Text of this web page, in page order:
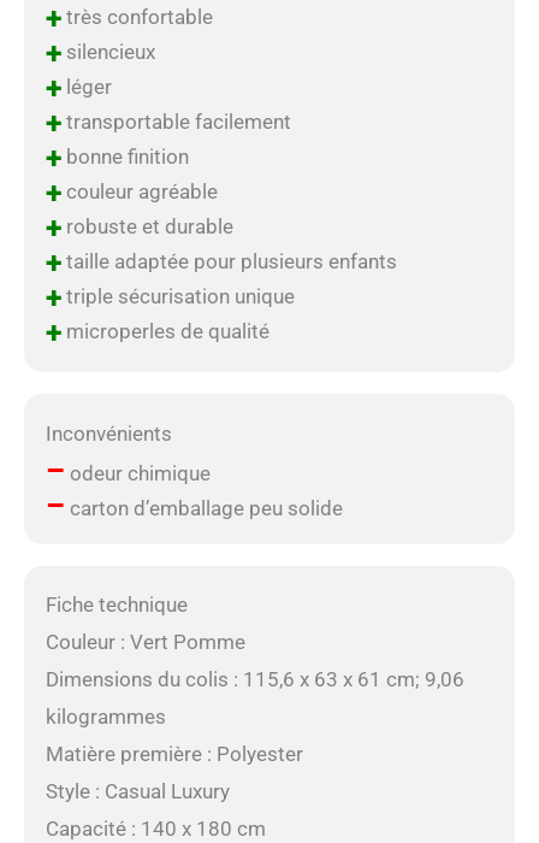
+très confortable
+silencieux
+léger
+transportable facilement
+bonne finition
+couleur agréable
+robuste et durable
+taille adaptée pour plusieurs enfants
+triple sécurisation unique
+microperles de qualité
Inconvénients
– odeur chimique
– carton d’emballage peu solide
Fiche technique
Couleur : Vert Pomme
Dimensions du colis : 115,6 x 63 x 61 cm; 9,06
kilogrammes
Matière première : Polyester
Style : Casual Luxury
Capacité : 140 x 180 cm